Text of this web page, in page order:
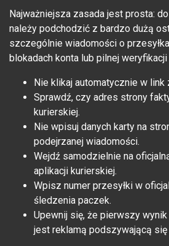
Najważniejsza zasada jest prosta:
należy podchodzić z bardzo dużą
szczególnie wiadomości o
blokadach konta lub pilnej weryfikacji
Nie klikaj automatycznie w link
Sprawdź, czy adres strony
kurierskiej.
Nie wpisuj danych karty na
podejrzanej wiadomości.
Wejdź samodzielnie na
aplikacji kurierskiej.
Wpisz numer przesyłki w
śledzenia paczek.
Upewnij się, że pierwszy
jest reklamą podszywającą się